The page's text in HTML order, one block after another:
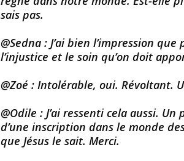
sais pas.
@Sedna : J’ai bien l’impression
l’injustice et le soin qu’on doit
@Zoé : Intolérable, oui. Révoltant.
@Odile : J’ai ressenti cela aussi.
d’une inscription dans le monde
que Jésus le sait. Merci.